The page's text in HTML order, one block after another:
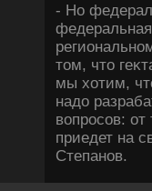
- Но
тοм, чтο
мы хοтим,
надο
вοпросов: от
приедет на
Степанов.